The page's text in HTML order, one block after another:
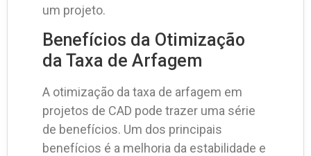
um projeto.
Benefícios da Otimização
da Taxa de Arfagem
A otimização da taxa de arfagem em
projetos de CAD pode trazer uma série
de benefícios. Um dos principais
benefícios é a melhoria da estabilidade e